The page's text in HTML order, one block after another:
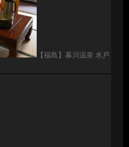
【福島】幕川温泉 水戸